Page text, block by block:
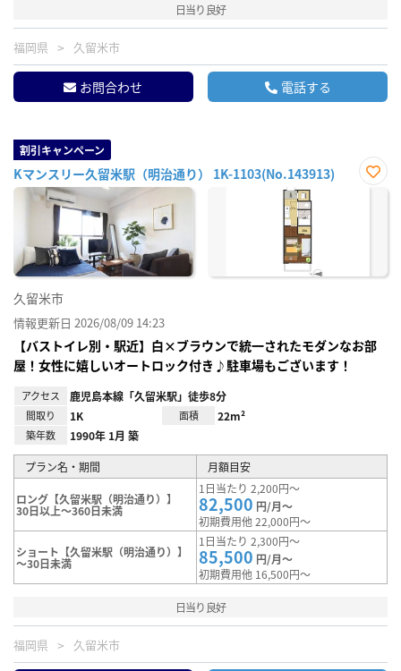
日当り良好
福岡県 久留米市
お問合わせ 電話する
割引キャンペーン
Kマンスリー久留米駅（明治通り） 1K-1103(No.143913)
お気
久留米市
情報更新日 2026/08/09 14:23
【バストイレ別・駅近】白×ブラウンで統一されたモダンなお部
屋！女性に嬉しいオートロック付き♪駐車場もございます！
アクセス 鹿児島本線「久留米駅」徒歩8分
間取り 1K 面積 22m²
築年数 1990年 1月 築
プラン名・期間 月額目安
ロング【久留米駅（明治通り）】
30日以上～360日未満
1日当たり 2,200円～
82,500 円/月～
初期費用他 22,000円～
ショート【久留米駅（明治通り）】
～30日未満
1日当たり 2,300円～
85,500 円/月～
初期費用他 16,500円～
日当り良好
福岡県 久留米市